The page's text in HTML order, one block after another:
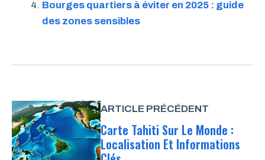
Bourges quartiers à éviter en 2025 : guide
des zones sensibles
ARTICLE PRÉCÉDENT
Carte Tahiti Sur Le Monde :
Localisation Et Informations